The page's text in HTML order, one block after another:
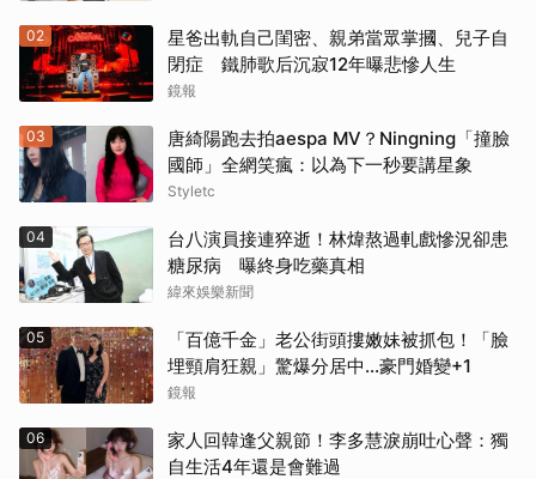
02
星爸出軌自己閨密、親弟當眾掌摑、兒子自
閉症 鐵肺歌后沉寂12年曝悲慘人生
鏡報
03
唐綺陽跑去拍aespa MV？Ningning「撞臉
國師」全網笑瘋：以為下一秒要講星象
Styletc
04
台八演員接連猝逝！林煒熬過軋戲慘況卻患
糖尿病 曝終身吃藥真相
緯來娛樂新聞
05
「百億千金」老公街頭摟嫩妹被抓包！「臉
埋頸肩狂親」驚爆分居中...豪門婚變+1
鏡報
06
家人回韓逢父親節！李多慧淚崩吐心聲：獨
自生活4年還是會難過